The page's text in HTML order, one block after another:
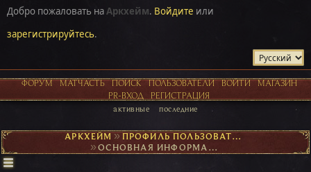
Добро пожаловать наАркхейм. Войдите или
зарегистрируйтесь.
ФОРУМ МАТЧАСТЬ ПОИСК ПОЛЬЗОВАТЕЛИ ВОЙТИ
МАГАЗИН
PR-ВХОД
РЕГИСТРАЦИЯ
активные последние
АРКХЕЙМ► ПРОФИЛЬ ПОЛЬЗОВАТЕЛЯ АРАНАРХ
► ОСНОВНАЯ ИНФОРМАЦИЯ